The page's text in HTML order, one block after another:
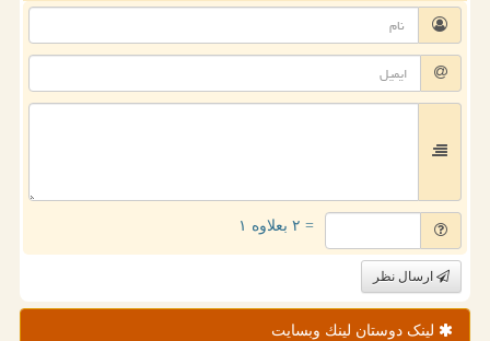
= ۲ بعلاوه ۱
ارسال نظر
لینک دوستان لینك وبسایت